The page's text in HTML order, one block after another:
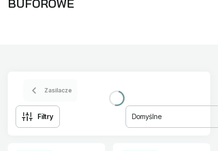
BUFOROWE
Zasilacze
Filtry Domyślne